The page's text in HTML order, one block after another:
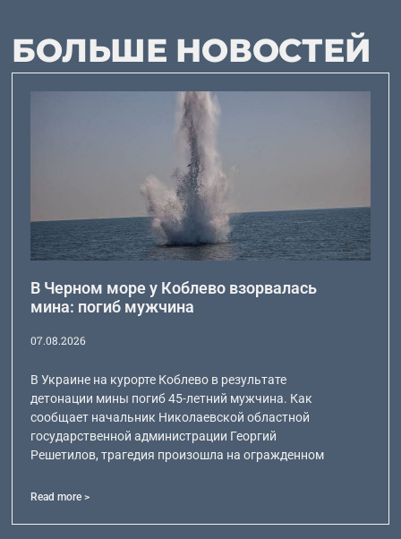
БОЛЬШЕ НОВОСТЕЙ
В Черном море у Коблево взорвалась
мина: погиб мужчина
07.08.2026
В Украине на курорте Коблево в результате
детонации мины погиб 45-летний мужчина. Как
сообщает начальник Николаевской областной
государственной администрации Георгий
Решетилов, трагедия произошла на огражденном
Read more >